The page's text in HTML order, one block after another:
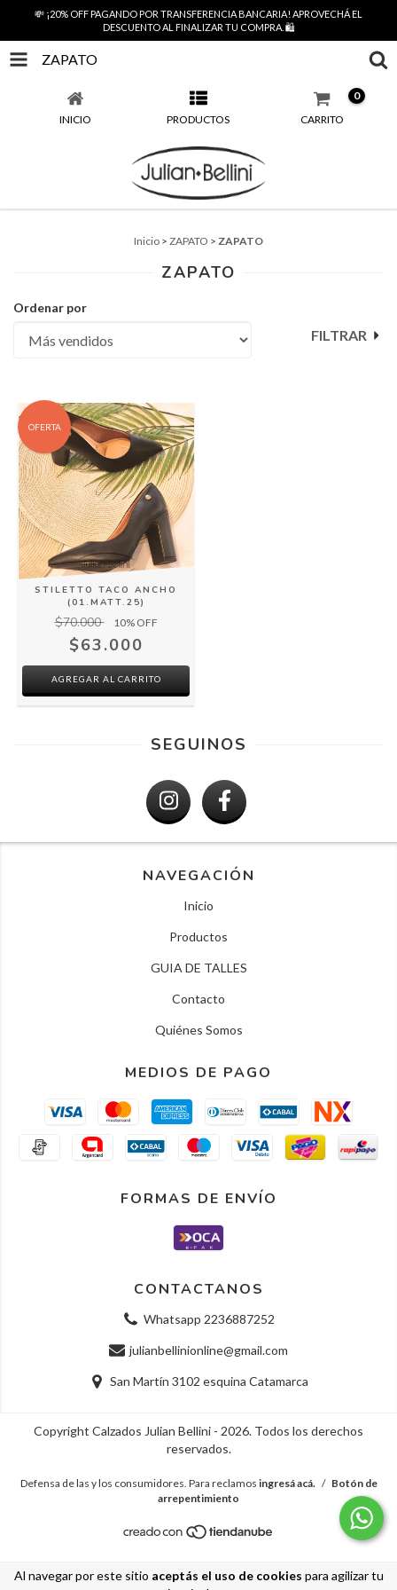
💸 ¡20% OFF PAGANDO POR TRANSFERENCIA BANCARIA! APROVECHÁ EL
DESCUENTO AL FINALIZAR TU COMPRA. 🛍️
ZAPATO
INICIO PRODUCTOS CARRITO
0
Al navegar por este sitio aceptás el uso de cookies para agilizar tu
Inicio > ZAPATO > ZAPATO
ZAPATO
Ordenar por
FILTRAR
OFERTA
STILETTO TACO ANCHO
(01.MATT.25)
$70.000 10% OFF
$63.000
AGREGAR AL CARRITO
SEGUINOS
NAVEGACIÓN
Inicio
Productos
GUIA DE TALLES
Contacto
Quiénes Somos
MEDIOS DE PAGO
FORMAS DE ENVÍO
CONTACTANOS
Whatsapp 2236887252
julianbellinionline@gmail.com
San Martín 3102 esquina Catamarca
Copyright Calzados Julian Bellini - 2026. Todos los derechos
reservados.
Defensa de las y los consumidores. Para reclamos ingresá acá. / Botón de
arrepentimiento